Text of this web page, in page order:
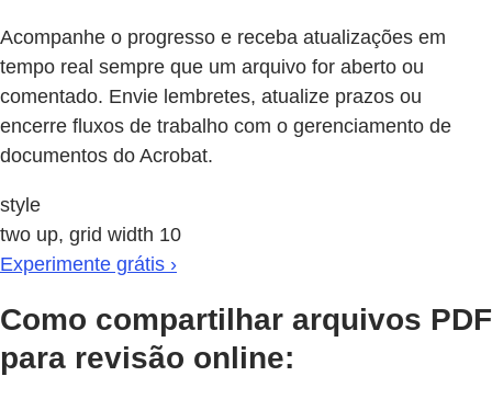
Acompanhe o progresso e receba atualizações em
tempo real sempre que um arquivo for aberto ou
comentado. Envie lembretes, atualize prazos ou
encerre fluxos de trabalho com o gerenciamento de
documentos do Acrobat.
style
two up, grid width 10
Experimente grátis ›
Como compartilhar arquivos PDF
para revisão online: